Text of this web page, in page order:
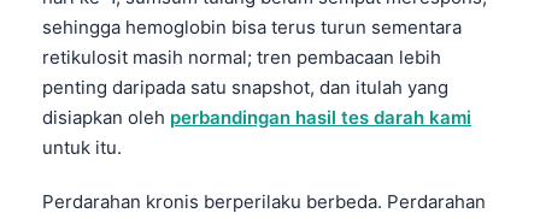
sehingga hemoglobin bisa terus turun sementara
retikulosit masih normal; tren pembacaan lebih
penting daripada satu snapshot, dan itulah yang
disiapkan oleh perbandingan hasil tes darah kami
untuk itu.
Perdarahan kronis berperilaku berbeda. Perdarahan